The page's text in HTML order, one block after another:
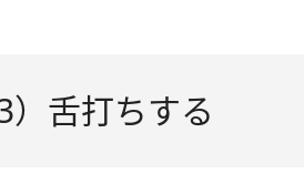
3）舌打ちする